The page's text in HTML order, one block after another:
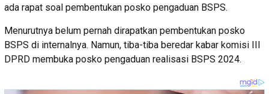
ada rapat soal pembentukan posko pengaduan BSPS.
Menurutnya belum pernah dirapatkan pembentukan posko
BSPS di internalnya. Namun, tiba-tiba beredar kabar komisi III
DPRD membuka posko pengaduan realisasi BSPS 2024.